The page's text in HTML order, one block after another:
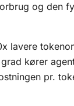
og den
lavere
kører
pr.